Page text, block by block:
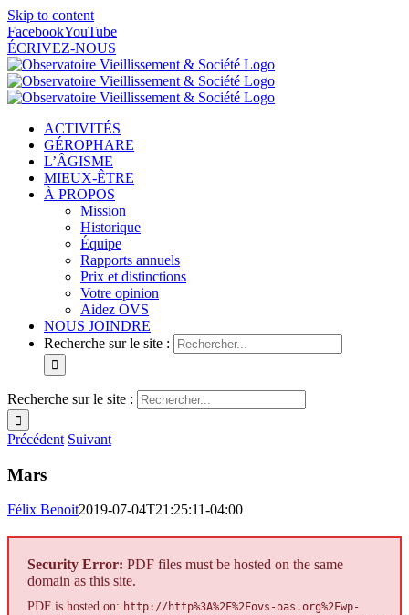
Skip to content
FacebookYouTube
ÉCRIVEZ-NOUS
ACTIVITÉS
GÉROPHARE
L’ÂGISME
MIEUX-ÊTRE
À PROPOS
Mission
Historique
Équipe
Rapports annuels
Prix et distinctions
Votre opinion
Aidez OVS
NOUS JOINDRE
Recherche sur le site :
Recherche sur le site :
Précédent Suivant
Mars
Félix Benoit2019-07-04T21:25:11-04:00
Security Error: PDF files must be hosted on the same
domain as this site.
PDF is hosted on: http://http%3A%2F%2Fovs-oas.org%2Fwp-